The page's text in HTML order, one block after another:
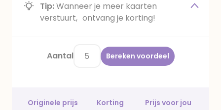
Tip:Wanneer je meer kaarten
verstuurt, ontvang je korting!
Aantal Bereken voordeel
Originele prijs Korting
Prijs voor jou